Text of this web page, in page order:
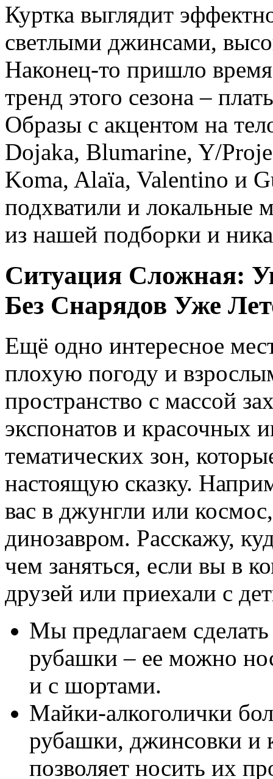
Куртка выглядит
светлыми джинсами,
Наконец-то пришло
тренд этого сезона –
Образы с акцентом на
Dojaka, Blumarine, Y/
Koma, Alaïa, Valentino и
подхватили и локальные
из нашей подборки и
Ситуация Сложная:
Без Снарядов Уже
Ещё одно интересное
плохую погоду и
пространство с массой
экспонатов и красочных
тематических зон,
настоящую сказку.
вас в джунгли или
динозавром. Расскажу,
чем заняться, если вы в
друзей или приехали с
Мы предлагаем
рубашки – ее можно
и с шортами.
Майки-алкоголички
рубашки, джинсовки и
позволяет носить их